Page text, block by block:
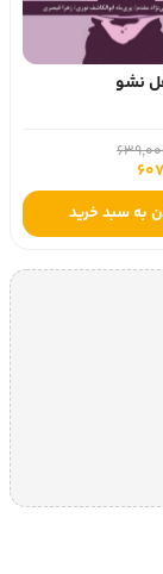
نشو
به سبد خرید